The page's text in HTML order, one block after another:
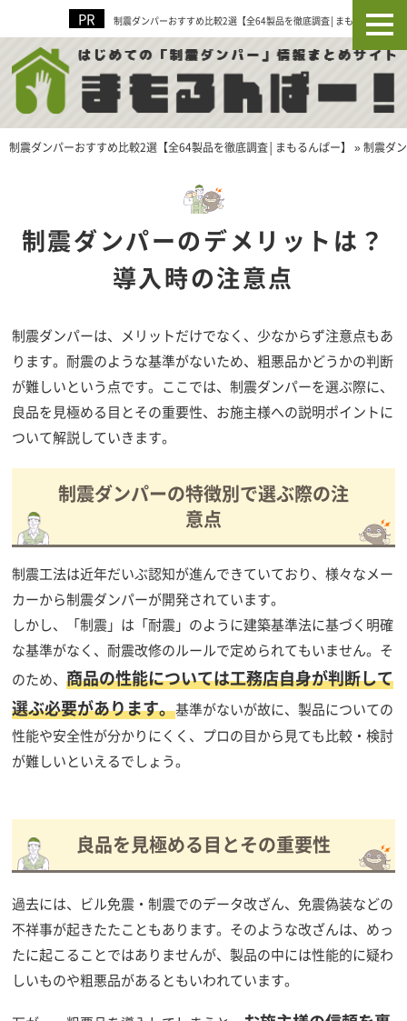
制震ダンパーおすすめ比較2選【全64製品を徹底調査│まもるんぱー】
制震ダンパーおすすめ比較2選【全64製品を徹底調査│まもるんぱー】 »制震ダ
制震ダンパーのデメリットは？
導入時の注意点
制震ダンパーは、メリットだけでなく、少なからず注意点もあ
ります。耐震のような基準がないため、粗悪品かどうかの判断
が難しいという点です。ここでは、制震ダンパーを選ぶ際に、
良品を見極める目とその重要性、お施主様への説明ポイントに
ついて解説していきます。
制震ダンパーの特徴別で選ぶ際の注
意点
制震工法は近年だいぶ認知が進んできていており、様々なメー
カーから制震ダンパーが開発されています。
しかし、「制震」は「耐震」のように建築基準法に基づく明確
な基準がなく、耐震改修のルールで定められてもいません。そ
のため、商品の性能については工務店自身が判断して
選ぶ必要があります。基準がないが故に、製品についての
性能や安全性が分かりにくく、プロの目から見ても比較・検討
が難しいといえるでしょう。
良品を見極める目とその重要性
過去には、ビル免震・制震でのデータ改ざん、免震偽装などの
不祥事が起きたたこともあります。そのような改ざんは、めっ
たに起こることではありませんが、製品の中には性能的に疑わ
しいものや粗悪品があるともいわれています。